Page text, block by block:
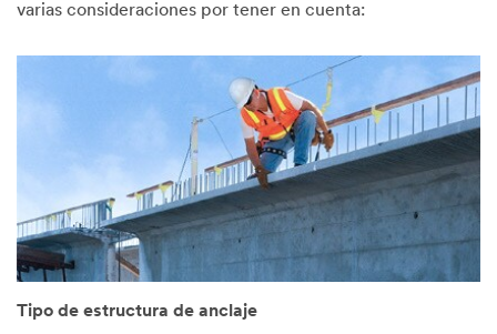
varias consideraciones por tener en cuenta:
Tipo de estructura de anclaje